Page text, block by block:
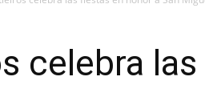
celebra